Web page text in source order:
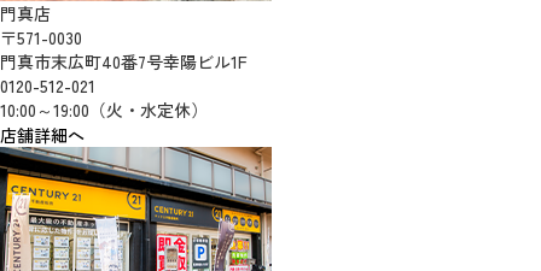
門真店
〒571-0030
門真市末広町40番7号幸陽ビル1F
0120-512-021
10:00～19:00（火・水定休）
店舗詳細へ